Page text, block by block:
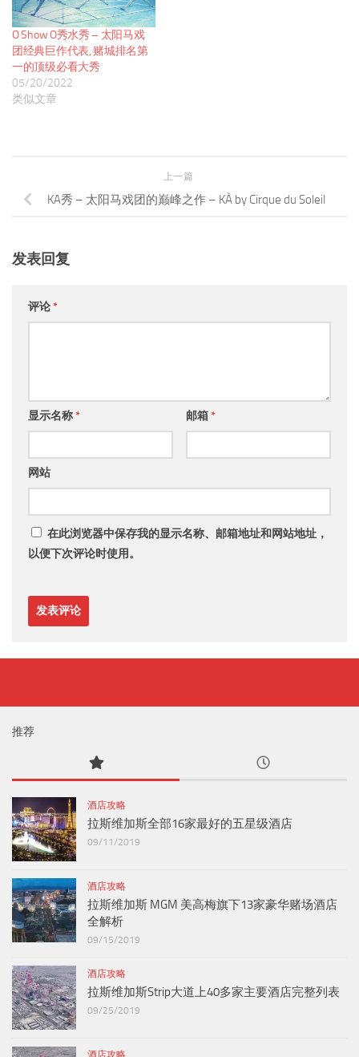
O Show O秀水秀 – 太阳马戏
团经典巨作代表, 赌城排名第
一的顶级必看大秀
05/20/2022
类似文章
上一篇
KA秀 – 太阳马戏团的巅峰之作 – KÀ by Cirque du Soleil
发表回复
评论*
显示名称* 邮箱*
网站
在此浏览器中保存我的显示名称、邮箱地址和网站地址，
以便下次评论时使用。
推荐
酒店攻略
拉斯维加斯全部16家最好的五星级酒店
09/11/2019
酒店攻略
拉斯维加斯 MGM 美高梅旗下13家豪华赌场酒店
全解析
09/15/2019
酒店攻略
拉斯维加斯Strip大道上40多家主要酒店完整列表
09/25/2019
酒店攻略